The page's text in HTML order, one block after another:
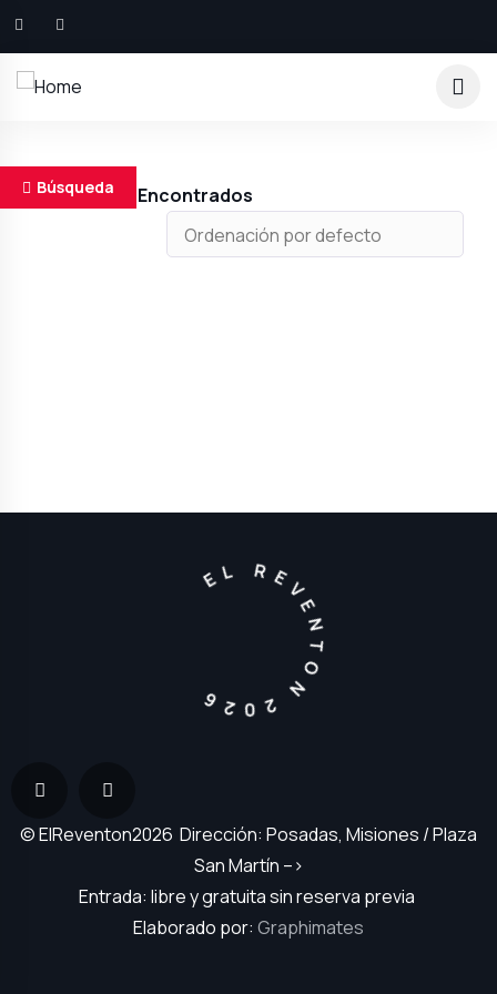
Búsqueda
Resultados Encontrados
EL REVENTON 2026
© ElReventon2026 Dirección: Posadas, Misiones / Plaza
San Martín –>
Entrada: libre y gratuita sin reserva previa
Elaborado por: Graphimates